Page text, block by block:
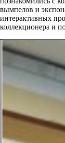
вымпелов и
интерактивных
коллекционера и